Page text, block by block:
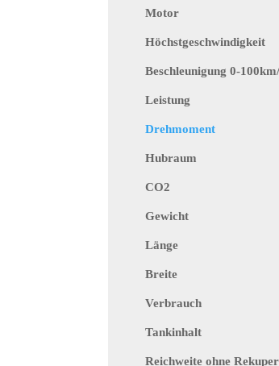
Motor
Höchstgeschwindigkeit
Beschleunigung 0-
Leistung
Drehmoment
Hubraum
CO2
Gewicht
Länge
Breite
Verbrauch
Tankinhalt
Reichweite ohne